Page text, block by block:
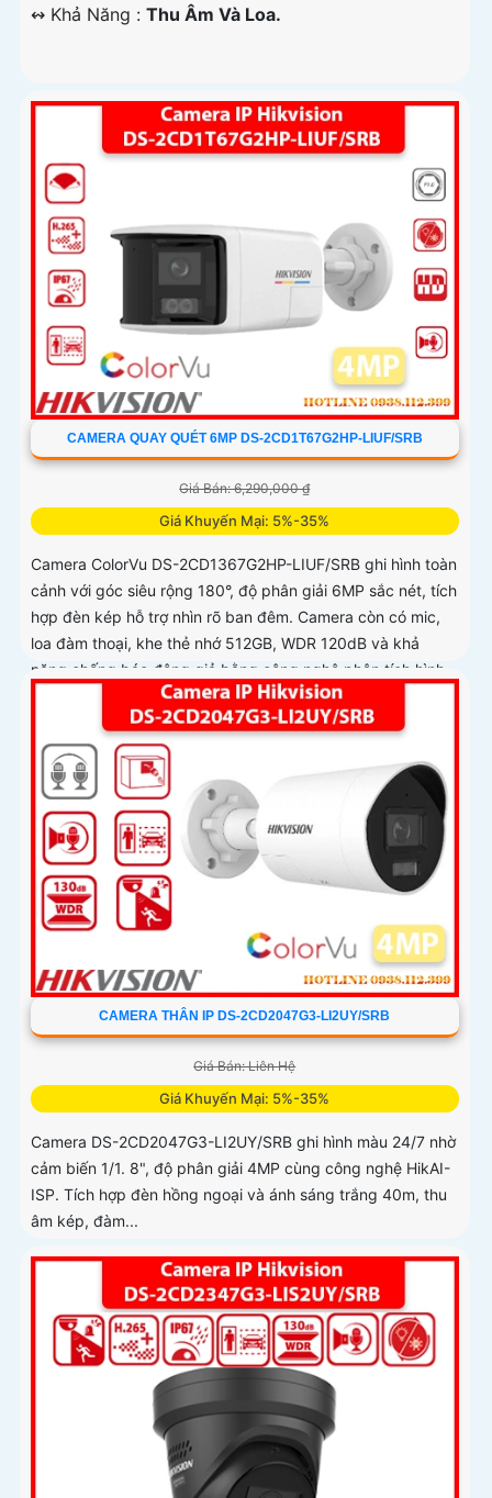
️↭ Khả Năng : Thu Âm Và Loa.
CAMERA QUAY QUÉT 6MP DS-2CD1T67G2HP-LIUF/SRB
Giá Bán: 6,290,000 ₫
Giá Khuyến Mại: 5%-35%
Camera ColorVu DS-2CD1367G2HP-LIUF/SRB ghi hình toàn
cảnh với góc siêu rộng 180°, độ phân giải 6MP sắc nét, tích
hợp đèn kép hỗ trợ nhìn rõ ban đêm. Camera còn có mic,
loa đàm thoại, khe thẻ nhớ 512GB, WDR 120dB và khả
năng chống báo động giả bằng công nghệ phân tích hình
CAMERA THÂN IP DS-2CD2047G3-LI2UY/SRB
Giá Bán: Liên Hệ
Giá Khuyến Mại: 5%-35%
Camera DS-2CD2047G3-LI2UY/SRB ghi hình màu 24/7 nhờ
cảm biến 1/1. 8", độ phân giải 4MP cùng công nghệ HikAI-
ISP. Tích hợp đèn hồng ngoại và ánh sáng trắng 40m, thu
âm kép, đàm...